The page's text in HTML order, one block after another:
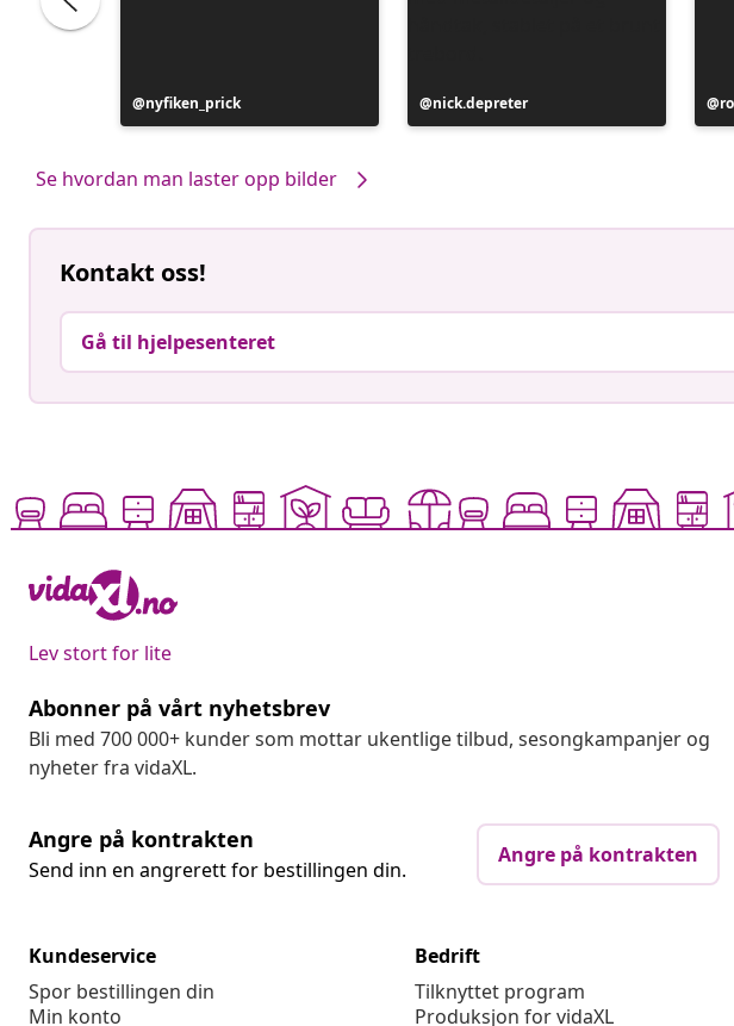
Innlegg
publisert
nyfiken_prick
Innlegg
publisert
nick.depreter
Se hvordan man laster opp bilder
Kontakt oss!
Gå til hjelpesenteret
Lev stort for lite
Abonner på vårt nyhetsbrev
Bli med 700 000+ kunder som mottar ukentlige tilbud, sesongkampanjer og
nyheter fra vidaXL.
Angre på kontrakten
Send inn en angrerett for bestillingen din.
Angre på kontrakten
Kundeservice
Spor bestillingen din
Min konto
Bedrift
Tilknyttet program
Produksjon for vidaXL